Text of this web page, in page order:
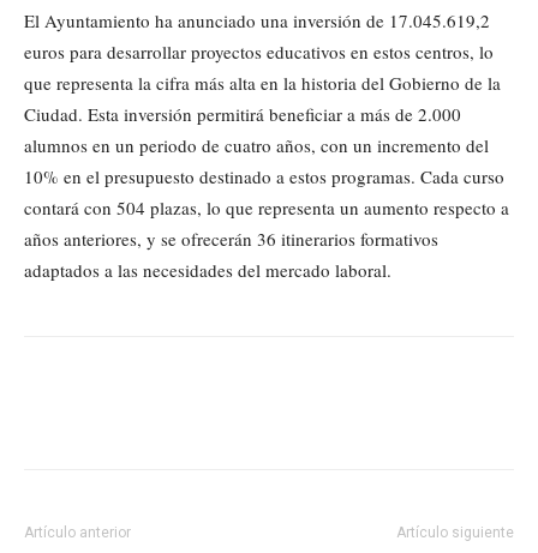
El Ayuntamiento ha anunciado una inversión de 17.045.619,2
euros para desarrollar proyectos educativos en estos centros, lo
que representa la cifra más alta en la historia del Gobierno de la
Ciudad. Esta inversión permitirá beneficiar a más de 2.000
alumnos en un periodo de cuatro años, con un incremento del
10% en el presupuesto destinado a estos programas. Cada curso
contará con 504 plazas, lo que representa un aumento respecto a
años anteriores, y se ofrecerán 36 itinerarios formativos
adaptados a las necesidades del mercado laboral.
Artículo anterior Artículo siguiente